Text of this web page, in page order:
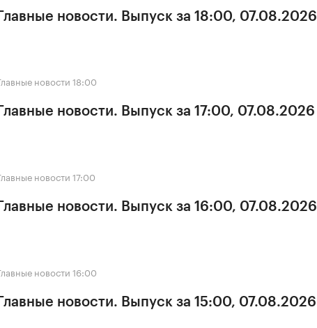
Главные новости. Выпуск за 18:00, 07.08.2026
новости 18:00
Главные новости. Выпуск за 17:00, 07.08.2026
новости 17:00
Главные новости. Выпуск за 16:00, 07.08.2026
новости 16:00
Главные новости. Выпуск за 15:00, 07.08.2026